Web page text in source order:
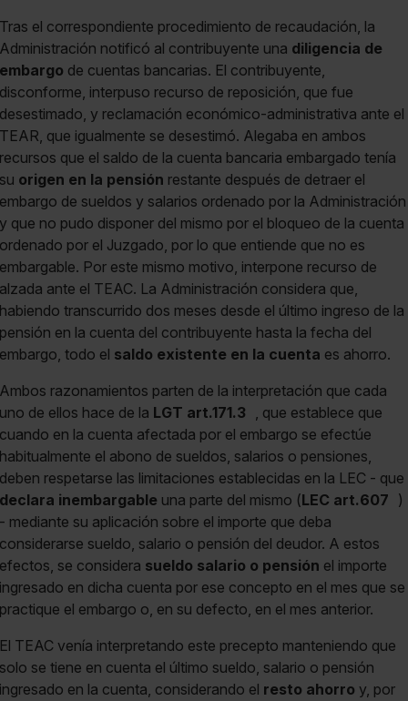
Tras el correspondiente procedimiento de recaudación, la
Administración notificó al contribuyente una diligencia de
embargo de cuentas bancarias. El contribuyente,
disconforme, interpuso recurso de reposición, que fue
desestimado, y reclamación económico-administrativa ante el
TEAR, que igualmente se desestimó. Alegaba en ambos
recursos que el saldo de la cuenta bancaria embargado tenía
su origen en la pensión restante después de detraer el
embargo de sueldos y salarios ordenado por la Administración
y que no pudo disponer del mismo por el bloqueo de la cuenta
ordenado por el Juzgado, por lo que entiende que no es
embargable. Por este mismo motivo, interpone recurso de
alzada ante el TEAC. La Administración considera que,
habiendo transcurrido dos meses desde el último ingreso de la
pensión en la cuenta del contribuyente hasta la fecha del
embargo, todo el saldo existente en la cuenta es ahorro.
Ambos razonamientos parten de la interpretación que cada
uno de ellos hace de la LGT art.171.3 , que establece que
cuando en la cuenta afectada por el embargo se efectúe
habitualmente el abono de sueldos, salarios o pensiones,
deben respetarse las limitaciones establecidas en la LEC - que
declara inembargable una parte del mismo (LEC art.607 )
- mediante su aplicación sobre el importe que deba
considerarse sueldo, salario o pensión del deudor. A estos
efectos, se considera sueldo salario o pensión el importe
ingresado en dicha cuenta por ese concepto en el mes que se
practique el embargo o, en su defecto, en el mes anterior.
El TEAC venía interpretando este precepto manteniendo que
solo se tiene en cuenta el último sueldo, salario o pensión
ingresado en la cuenta, considerando el resto ahorro y, por